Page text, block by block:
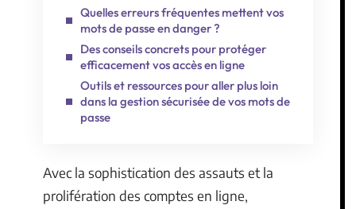
Quelles erreurs fréquentes mettent vos
mots de passe en danger ?
Des conseils concrets pour protéger
efficacement vos accès en ligne
Outils et ressources pour aller plus loin
dans la gestion sécurisée de vos mots de
passe
Avec la sophistication des assauts et la
prolifération des comptes en ligne,